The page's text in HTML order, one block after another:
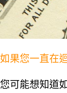
如果您一直在
您可能想知道